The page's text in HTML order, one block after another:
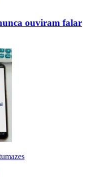
ouviram falar